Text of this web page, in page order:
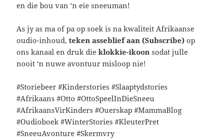
en die bou van ‘n eie sneeuman!
As jy as ma of pa op soek is na kwaliteit Afrikaanse
oudio-inhoud,teken asseblief aan (Subscribe) op
ons kanaal en druk dieklokkie-ikoon sodat julle
nooit ‘n nuwe avontuur misloop nie!
#Storiebeer #Kinderstories #Slaaptydstories
#Afrikaans #Otto #OttoSpeelInDieSneeu
#AfrikaansVirKinders #Ouerskap #MammaBlog
#Oudioboek #WinterStories #KleuterPret
#SneeuAvonture #Skermvry